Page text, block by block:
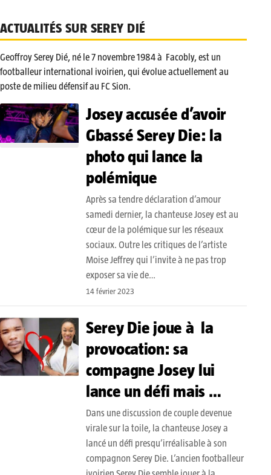
ACTUALITÉS SUR SEREY DIÉ
Geoffroy Serey Dié, né le 7 novembre 1984 à Facobly, est un
footballeur international ivoirien, qui évolue actuellement au
poste de milieu défensif au FC Sion.
Josey accusée d’avoir
Gbassé Serey Die: la
photo qui lance la
polémique
Après sa tendre déclaration d’amour
samedi dernier, la chanteuse Josey est au
cœur de la polémique sur les réseaux
sociaux. Outre les critiques de l’artiste
Moise Jeffrey qui l’invite à ne pas trop
exposer sa vie de…
14 février 2023
Serey Die joue à la
provocation: sa
compagne Josey lui
lance un défi mais …
Dans une discussion de couple devenue
virale sur la toile, la chanteuse Josey a
lancé un défi presqu’irréalisable à son
compagnon Serey Die. L’ancien footballeur